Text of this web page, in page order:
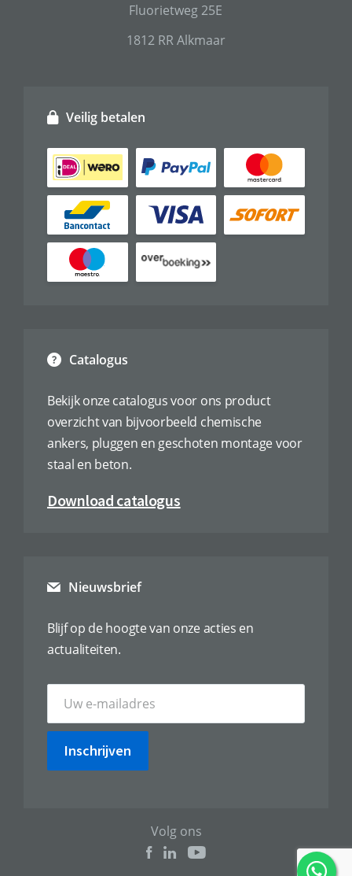
Fluorietweg 25E
1812 RR Alkmaar
Catalogus
Bekijk onze catalogus voor ons product
overzicht van bijvoorbeeld chemische
ankers, pluggen en geschoten montage voor
staal en beton.
Download catalogus
Veilig betalen
Nieuwsbrief
Blijf op de hoogte van onze acties en
actualiteiten.
Inschrijven
Volg ons